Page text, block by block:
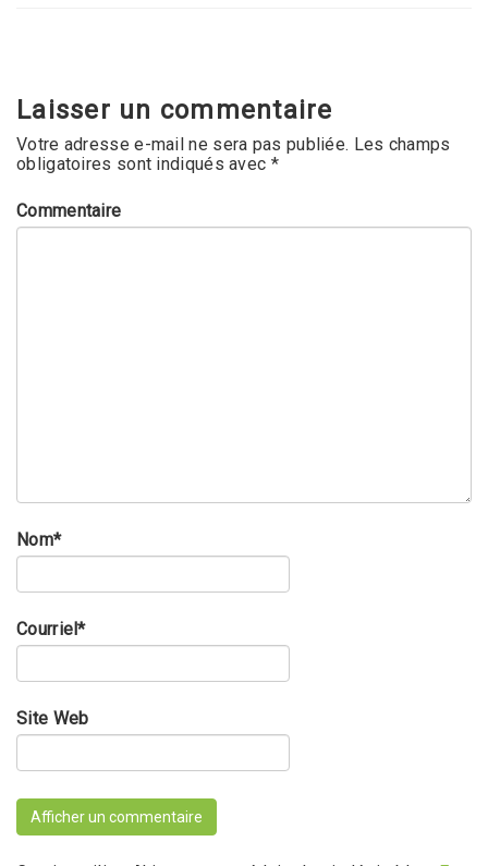
Laisser un commentaire
Votre adresse e-mail ne sera pas publiée. Les champs
obligatoires sont indiqués avec *
Commentaire
Nom*
Courriel*
Site Web